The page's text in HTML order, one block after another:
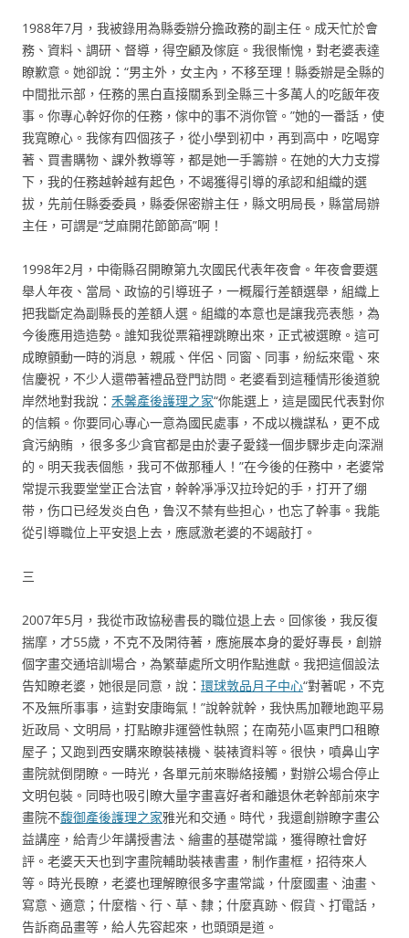
1988年7月，我被錄用為縣委辦分擔政務的副主任。成天忙於會
務、資料、調研、督導，得空顧及傢庭。我很慚愧，對老婆表達
瞭歉意。她卻說：“男主外，女主內，不移至理！縣委辦是全縣的
中間批示部，任務的黑白直接關系到全縣三十多萬人的吃飯年夜
事。你專心幹好你的任務，傢中的事不消你管。”她的一番話，使
我寬瞭心。我傢有四個孩子，從小學到初中，再到高中，吃喝穿
著、買書購物、課外教導等，都是她一手籌辦。在她的大力支撐
下，我的任務越幹越有起色，不竭獲得引導的承認和組織的選
拔，先前任縣委委員，縣委保密辦主任，縣文明局長，縣當局辦
主任，可謂是“芝麻開花節節高”啊！
1998年2月，中衛縣召開瞭第九次國民代表年夜會。年夜會要選
舉人年夜、當局、政協的引導班子，一概履行差額選舉，組織上
把我斷定為副縣長的差額人選。組織的本意也是讓我亮表態，為
今後應用造造勢。誰知我從票箱裡跳瞭出來，正式被選瞭。這可
成瞭顫動一時的消息，親戚、伴侶、同窗、同事，紛紜來電、來
信慶祝，不少人還帶著禮品登門訪問。老婆看到這種情形後道貌
岸然地對我說： 禾馨產後護理之家“你能選上，這是國民代表對你
的信賴。你要同心專心一意為國民處事，不成以機謀私，更不成
貪污納賄 ，很多多少貪官都是由於妻子愛錢一個步驟步走向深淵
的。明天我表個態，我可不做那種人！”在今後的任務中，老婆常
常提示我要堂堂正合法官，幹幹凈凈汉拉玲妃的手，打开了绷
带，伤口已经发炎白色，鲁汉不禁有些担心，也忘了幹事。我能
從引導職位上平安退上去，應感激老婆的不竭敲打。
三
2007年5月，我從市政協秘書長的職位退上去。回傢後，我反復
揣摩，才55歲，不克不及閑待著，應施展本身的愛好專長，創辦
個字畫交通培訓場合，為繁華處所文明作點進獻。我把這個設法
告知瞭老婆，她很是同意，說： 環球敦品月子中心“對著呢，不克
不及無所事事，這對安康晦氣！”說幹就幹，我快馬加鞭地跑平易
近政局、文明局，打點瞭非運營性執照；在南苑小區東門口租瞭
屋子；又跑到西安購來瞭裝裱機、裝裱資料等。很快，噴鼻山字
畫院就倒閉瞭。一時光，各單元前來聯絡接觸，對辦公場合停止
文明包裝。同時也吸引瞭大量字畫喜好者和離退休老幹部前來字
畫院不馥御產後護理之家雅光和交通。時代，我還創辦瞭字畫公
益講座，給青少年講授書法、繪畫的基礎常識，獲得瞭社會好
評。老婆天天也到字畫院輔助裝裱書畫，制作畫框，招待來人
等。時光長瞭，老婆也理解瞭很多字畫常識，什麼國畫、油畫、
寫意、適意；什麼楷、行、草、隸；什麼真跡、假貨、打電話，
告訴商品畫等，給人先容起來，也頭頭是道。